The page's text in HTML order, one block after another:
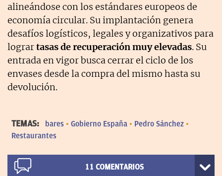
alineándose con los estándares europeos de
economía circular. Su implantación genera
desafíos logísticos, legales y organizativos para
logrartasas de recuperación muy elevadas. Su
entrada en vigor busca cerrar el ciclo de los
envases desde la compra del mismo hasta su
devolución.
TEMAS: bares Gobierno España
Pedro Sánchez
Restaurantes
11 COMENTARIOS